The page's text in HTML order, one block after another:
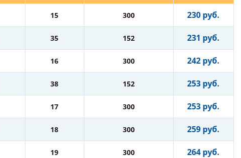
15 300 230 руб.
35 152 231 руб.
16 300 242 руб.
38 152 253 руб.
17 300 253 руб.
18 300 259 руб.
19 300 264 руб.